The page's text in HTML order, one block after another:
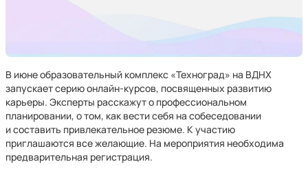
В июне образовательный комплекс «Техноград» на ВДНХ
запускает серию онлайн-курсов, посвященных развитию
карьеры. Эксперты расскажут о профессиональном
планировании, о том, как вести себя на собеседовании
и составить привлекательное резюме. К участию
приглашаются все желающие. На мероприятия необходима
предварительная регистрация.